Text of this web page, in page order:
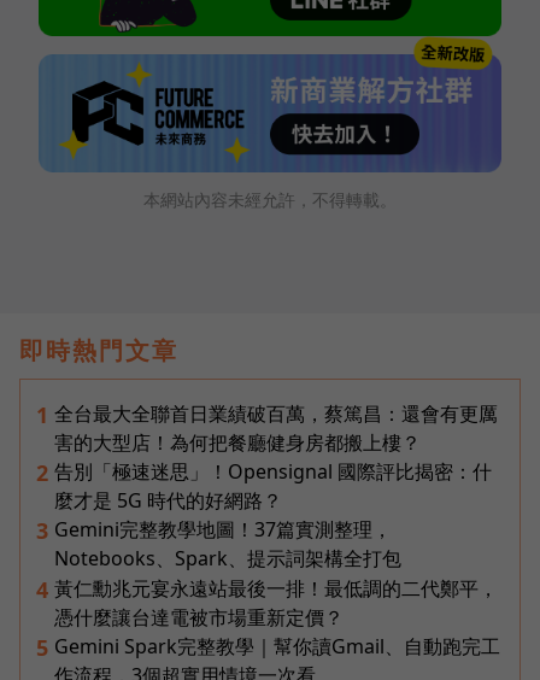
本網站內容未經允許，不得轉載。
即時熱門文章
1 全台最大全聯首日業績破百萬，蔡篤昌：還會有更厲
害的大型店！為何把餐廳健身房都搬上樓？
2 告別「極速迷思」！Opensignal 國際評比揭密：什
麼才是 5G 時代的好網路？
3 Gemini完整教學地圖！37篇實測整理，
Notebooks、Spark、提示詞架構全打包
4 黃仁勳兆元宴永遠站最後一排！最低調的二代鄭平，
憑什麼讓台達電被市場重新定價？
5 Gemini Spark完整教學｜幫你讀Gmail、自動跑完工
作流程，3個超實用情境一次看